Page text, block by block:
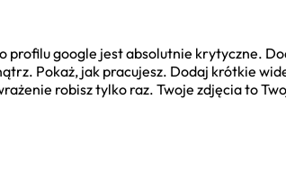
profilu google jest absolutnie krytyczne.
Pokaż, jak pracujesz. Dodaj krótkie
robisz tylko raz. Twoje zdjęcia to